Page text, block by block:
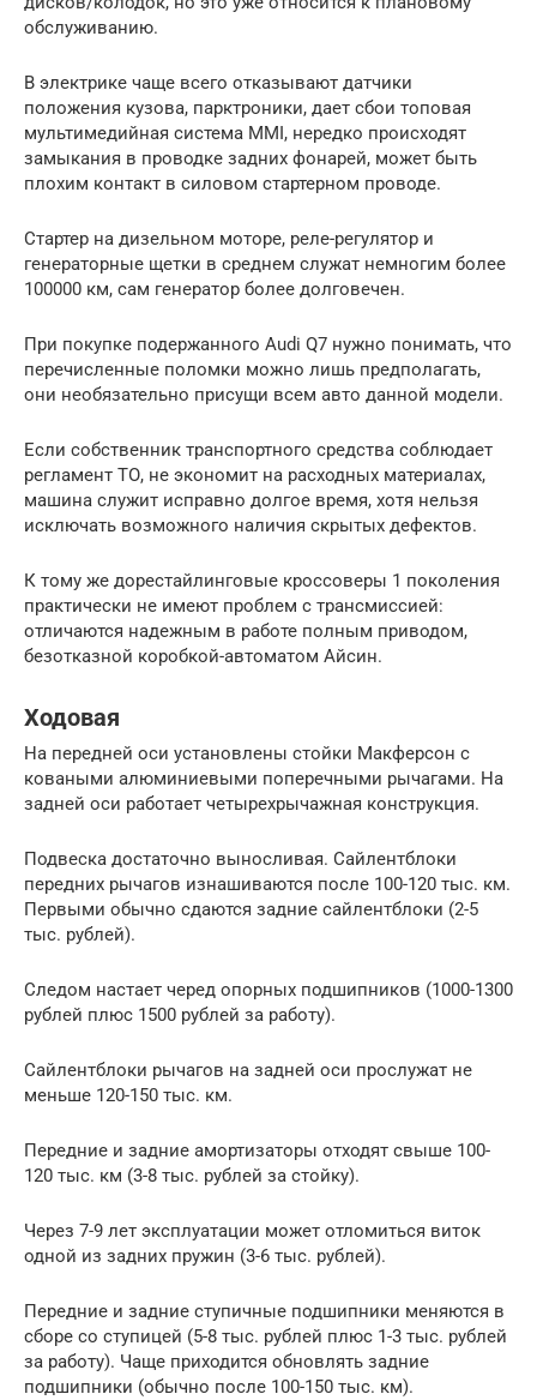
обслуживанию.
В электрике чаще всего отказывают датчики
положения кузова, парктроники, дает сбои топовая
мультимедийная система MMI, нередко происходят
замыкания в проводке задних фонарей, может быть
плохим контакт в силовом стартерном проводе.
Стартер на дизельном моторе, реле-регулятор и
генераторные щетки в среднем служат немногим более
100000 км, сам генератор более долговечен.
При покупке подержанного Audi Q7 нужно понимать, что
перечисленные поломки можно лишь предполагать,
они необязательно присущи всем авто данной модели.
Если собственник транспортного средства соблюдает
регламент ТО, не экономит на расходных материалах,
машина служит исправно долгое время, хотя нельзя
исключать возможного наличия скрытых дефектов.
К тому же дорестайлинговые кроссоверы 1 поколения
практически не имеют проблем с трансмиссией:
отличаются надежным в работе полным приводом,
безотказной коробкой-автоматом Айсин.
Ходовая
На передней оси установлены стойки Макферсон с
коваными алюминиевыми поперечными рычагами. На
задней оси работает четырехрычажная конструкция.
Подвеска достаточно выносливая. Сайлентблоки
передних рычагов изнашиваются после 100-120 тыс. км.
Первыми обычно сдаются задние сайлентблоки (2-5
тыс. рублей).
Следом настает черед опорных подшипников (1000-1300
рублей плюс 1500 рублей за работу).
Сайлентблоки рычагов на задней оси прослужат не
меньше 120-150 тыс. км.
Передние и задние амортизаторы отходят свыше 100-
120 тыс. км (3-8 тыс. рублей за стойку).
Через 7-9 лет эксплуатации может отломиться виток
одной из задних пружин (3-6 тыс. рублей).
Передние и задние ступичные подшипники меняются в
сборе со ступицей (5-8 тыс. рублей плюс 1-3 тыс. рублей
за работу). Чаще приходится обновлять задние
подшипники (обычно после 100-150 тыс. км).